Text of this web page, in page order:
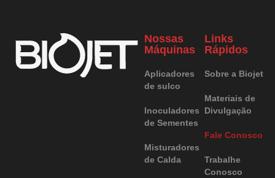
Nossas
Máquinas
Aplicadores
de sulco
Inoculadores
de Sementes
Misturadores
de Calda
Links
Rápidos
Sobre a Biojet
Materiais de
Divulgação
Fale Conosco
Trabalhe
Conosco